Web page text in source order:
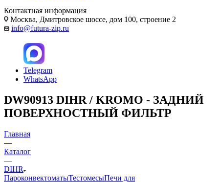
Контактная информация
Москва, Дмитровское шоссе, дом 100, строение 2
info@futura-zip.ru
Telegram
WhatsApp
DW90913 DIHR / KROMO - ЗАДНИЙ
ПОВЕРХНОСТНЫЙ ФИЛЬТР
Главная
—
Каталог
—
DIHR
ПароконвектоматыТестомесыПечи для